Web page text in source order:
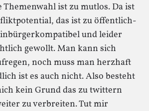
Themenwahl ist zu mutlos. Da ist
das ist zu öffentlich-
und leider
gewollt. Man kann sich
noch muss man herzhaft
ist es auch nicht. Also besteht
kein Grund das zu twittern
zu verbreiten. Tut mir